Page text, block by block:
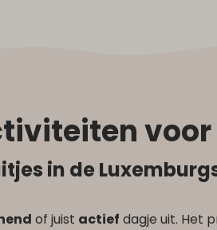
voor
in de
of juist actief dagje uit. Het